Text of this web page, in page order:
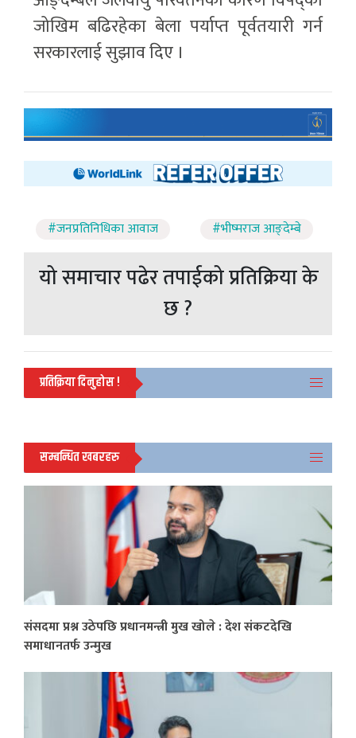
जोखिम बढिरहेका बेला पर्याप्त पूर्वतयारी गर्न
सरकारलाई सुझाव दिए ।
#जनप्रतिनिधिका आवाज #भीष्मराज आङ्देम्बे
यो समाचार पढेर तपाईको प्रतिक्रिया के
छ ?
प्रतिक्रिया दिनुहोस !
सम्बन्धित खबरहरु
संसदमा प्रश्न उठेपछि प्रधानमन्त्री मुख खोले : देश संकटदेखि
समाधानतर्फ उन्मुख